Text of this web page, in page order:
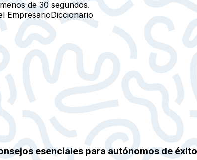
de 30 segundos.
EmpresarioDiccionario
esenciales para autónomos de éxito